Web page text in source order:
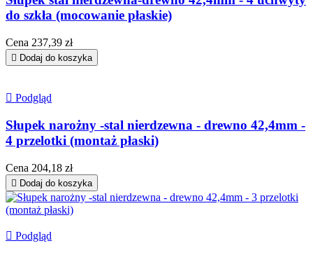
do szkła (mocowanie płaskie)
Cena 237,39 zł
 Dodaj do koszyka
 Podgląd
Słupek narożny -stal nierdzewna - drewno 42,4mm -
4 przelotki (montaż płaski)
Cena 204,18 zł
 Dodaj do koszyka
 Podgląd